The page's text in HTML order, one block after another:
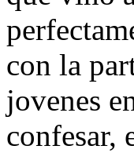
con la
jovenes
confesar,